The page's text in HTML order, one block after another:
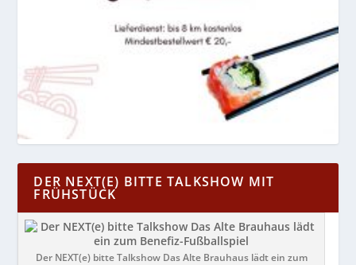
DER NEXT(E) BITTE TALKSHOW MIT
FRÜHSTÜCK
Der NEXT(e) bitte Talkshow Das Alte Brauhaus lädt ein zum